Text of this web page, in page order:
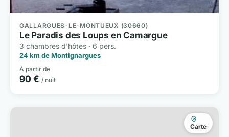
GALLARGUES-LE-MONTUEUX (30660)
Le Paradis des Loups en Camargue
3 chambres d'hôtes · 6 pers.
24 km de Montignargues
À partir de
90 € / nuit
Carte